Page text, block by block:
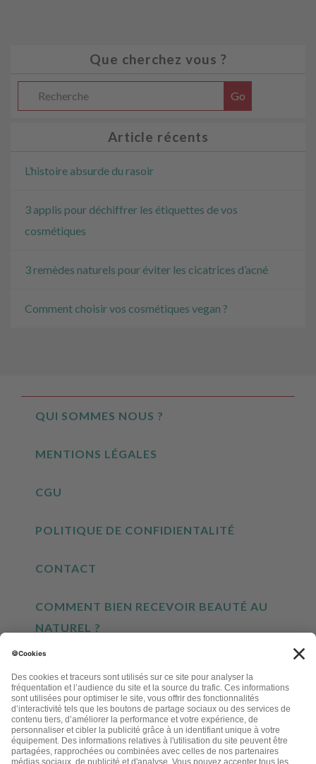
Que cherchez vous ?
Article récents
L’histoire absurde du rasoir
3 applis pour déchiffrer les étiquettes de vos
cosmétiques
3 remèdes naturels pour éviter les cicatrices d’acné
Comment choisir vos cosmétiques vegan ?
QUI SOMMES NOUS ?
MENTIONS LÉGALES
CGU
POLITIQUE DE CONFIDIENTALITÉ
CONTACT
COMMENT BIEN RECEVOIR BEAUTÉ AU
NATUREL ?
INSCRIVEZ-VOUS À NOTRE NEWSLETTER